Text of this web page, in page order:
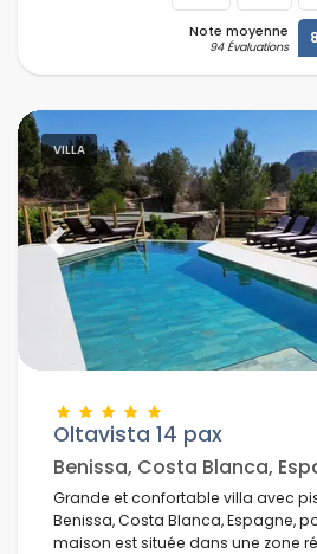
Note moyenne
94 Évaluations
VILLA
Previous
Oltavista 14 pax
Benissa, Costa Blanca,
Grande et confortable villa avec
Benissa, Costa Blanca, Espagne,
maison est située dans une zone